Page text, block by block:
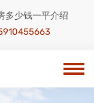
多少钱一平介绍